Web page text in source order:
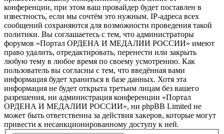
конференции, при этом ваш провайдер будет поставлен в
известность, если мы сочтём это нужным. IP-адреса всех
сообщений сохраняются для возможности проведения такой
политики. Вы соглашаетесь с тем, что администраторы
форумов «Портал ОРДЕНА И МЕДАЛИИ РОССИИ» имеют
право удалить, отредактировать, перенести или закрыть
любую тему в любое время по своему усмотрению. Как
пользователь вы согласны с тем, что введённая вами
информация будет храниться в базе данных. Хотя эта
информация не будет открыта третьим лицам без вашего
разрешения, ни администрация конференции «Портал
ОРДЕНА И МЕДАЛИИ РОССИИ», ни phpBB Limited не
может быть ответственна за действия хакеров, которые могут
привести к несанкционированному доступу к ней.